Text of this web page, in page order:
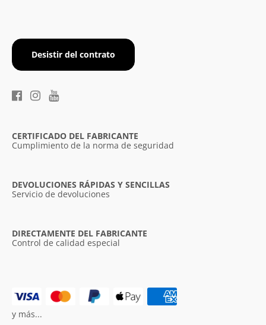
Desistir del contrato
CERTIFICADO DEL FABRICANTE
Cumplimiento de la norma de seguridad
DEVOLUCIONES RÁPIDAS Y SENCILLAS
Servicio de devoluciones
DIRECTAMENTE DEL FABRICANTE
Control de calidad especial
y más...